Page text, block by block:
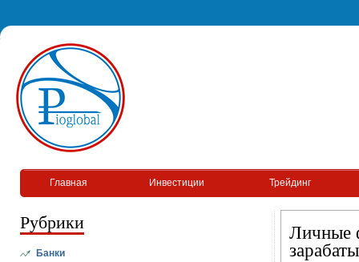
Главная Инвестиции Трейдинг
Рубрики
Банки
Личные